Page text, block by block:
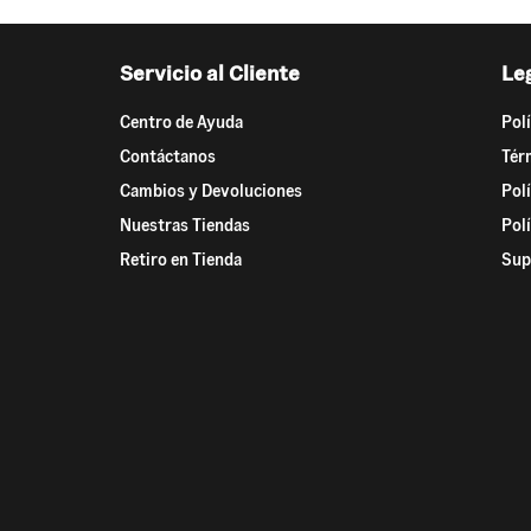
Servicio al Cliente
Centro de Ayuda
Contáctanos
Cambios y Devoluciones
Nuestras Tiendas
Retiro en Tienda